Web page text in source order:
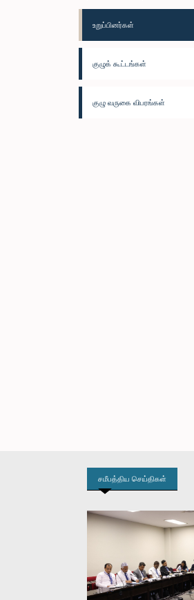
உறுப்பினர்கள்
குழுக் கூட்டங்கள்
குழு வருகை விபரங்கள்
சமீபத்திய செய்திகள்